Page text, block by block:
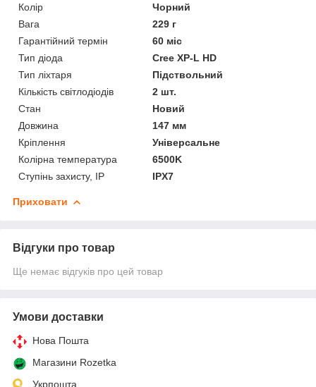
Колір
Чорний
Вага
229 г
Гарантійний термін
60 міс
Тип діода
Cree XP-L HD
Тип ліхтаря
Підствольний
Кількість світлодіодів
2 шт.
Стан
Новий
Довжина
147 мм
Кріплення
Універсальне
Колірна температура
6500K
Ступінь захисту, IP
IPX7
Приховати
Відгуки про товар
Ще немає відгуків про цей товар
Умови доставки
Нова Пошта
Магазини Rozetka
Укрпошта